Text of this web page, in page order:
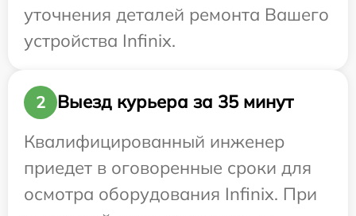
уточнения деталей ремонта Вашего
устройства Infinix.
2
Выезд курьера за 35 минут
Квалифицированный инженер
приедет в оговоренные сроки для
осмотра оборудования Infinix. При